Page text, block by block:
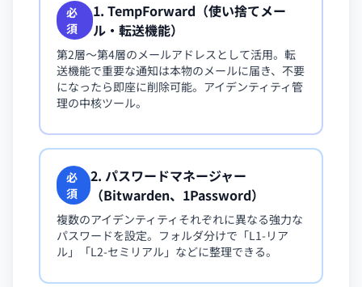
必
須
1. TempForward（使い捨てメー
ル・転送機能）
第2層〜第4層のメールアドレスとして活用。転
送機能で重要な通知は本物のメールに届き、不要
になったら即座に削除可能。アイデンティティ管
理の中核ツール。
必
須
2. パスワードマネージャー
（Bitwarden、1Password）
複数のアイデンティティそれぞれに異なる強力な
パスワードを設定。フォルダ分けで「L1-リア
ル」「L2-セミリアル」などに整理できる。